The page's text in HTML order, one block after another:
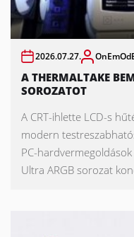
2026.07.27.
A THERMALTAKE
SOROZATOT
A CRT-ihlette LCD-s
modern
PC-
Ultra ARGB sorozat